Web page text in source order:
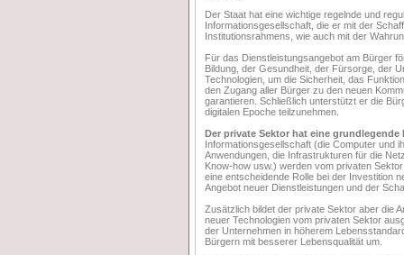
Der Staat hat eine wichtige regelnde und
Informationsgesellschaft, die er mit der
Institutionsrahmens, wie auch mit der
Für das Dienstleistungsangebot am Bürger
Bildung, der Gesundheit, der Fürsorge, der
Technologien, um die Sicherheit, das
den Zugang aller Bürger zu den neuen
garantieren. Schließlich unterstützt er die
digitalen Epoche teilzunehmen.
Der private Sektor hat eine grundlegende
Informationsgesellschaft (die Computer und
Anwendungen, die Infrastrukturen für die
Know-how usw.) werden vom privaten
eine entscheidende Rolle bei der Investition
Angebot neuer Dienstleistungen und der
Zusätzlich bildet der private Sektor aber die
neuer Technologien vom privaten Sektor
der Unternehmen in höherem
Bürgern mit besserer Lebensqualität um.